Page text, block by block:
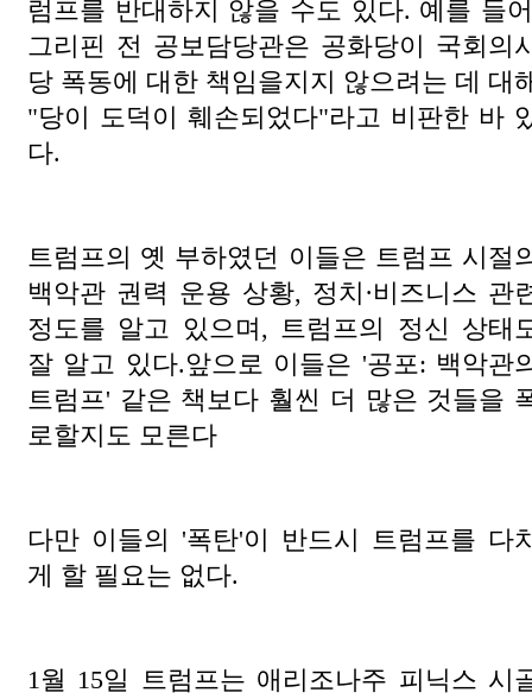
럼프를 반대하지 않을 수도 있다. 예를 들
그리핀 전 공보담당관은 공화당이 국회의
당 폭동에 대한 책임을지지 않으려는 데 대
"당이 도덕이 훼손되었다"라고 비판한 바
다.
트럼프의 옛 부하였던 이들은 트럼프 시절
백악관 권력 운용 상황, 정치·비즈니스 관
정도를 알고 있으며, 트럼프의 정신 상태
잘 알고 있다.앞으로 이들은 '공포: 백악관
트럼프' 같은 책보다 훨씬 더 많은 것들을
로할지도 모른다
다만 이들의 '폭탄'이 반드시 트럼프를 다
게 할 필요는 없다.
1월 15일 트럼프는 애리조나주 피닉스 시